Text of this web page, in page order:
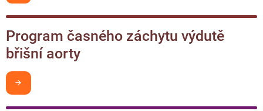
Program časného záchytu výdutě
břišní aorty